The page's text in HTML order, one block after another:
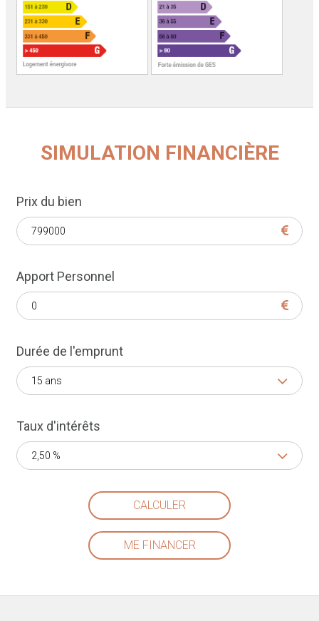
SIMULATION FINANCIÈRE
Prix du bien
Apport Personnel
Durée de l'emprunt
15 ans
Taux d'intérêts
2,50 %
CALCULER
ME FINANCER